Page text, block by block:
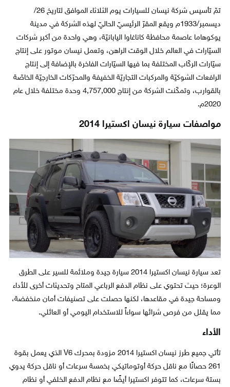
تمّ تأسيس شركة نيسان للسيارات يوم الثلاثاء الموافق لتاريخ 26/
ديسمبر/1933م ويقع المقرّ الرئيسيّ الحاليّ لهذه الشركة في مدينة
يوكوهاما عاصمة محافظة كاناغاوا اليابانيّة، وهي واحدة من أكبر شركات
السيّارات في العالم خلال الوقت الراهن، وتعمل نيسان موتور على إنتاج
سيّارات الركّاب المختلفة بما فيها السيّارات الفاخرة بالإضافة إلى إنتاج
الرافعات الشوكيّة والمركبات التجاريّة الخفيفة والمحرّكات الخارجيّة الخاصّة
بالقوارب، وتمكّنت الشركة من إنتاج 4,757,000 وحدة مختلفة خلال عام
2020م.
مواصفات سيارة نيسان اكستيرا 2014
تعد سيارة نيسان اكستيرا 2014 سيارة جيدة وملائمة للسير على الطرق
الوعرة؛ حيث تحتوي على نظام الدفع الرباعي المتاح وتحديثات أخرى للأداء
ومساحة جيدة في مقاعدها، لكنها حصلت على تصنيفات أمان منخفضة،
مما يقلل من فرص شرائها سواءاً للاستخدام اليومي أو العائلي.
الأداء
تأتي جميع طرز نيسان اكستيرا 2014 مزودة بمحرك V6 الذي يعمل بقوة
261 حصانًا مع ناقل حركة أوتوماتيكي بخمسة سرعات أو ناقل حركة يدوي
بستة سرعات، كما تتوفر اكستيرا أيضًا مع نظام الدفع الخلفي أو نظام